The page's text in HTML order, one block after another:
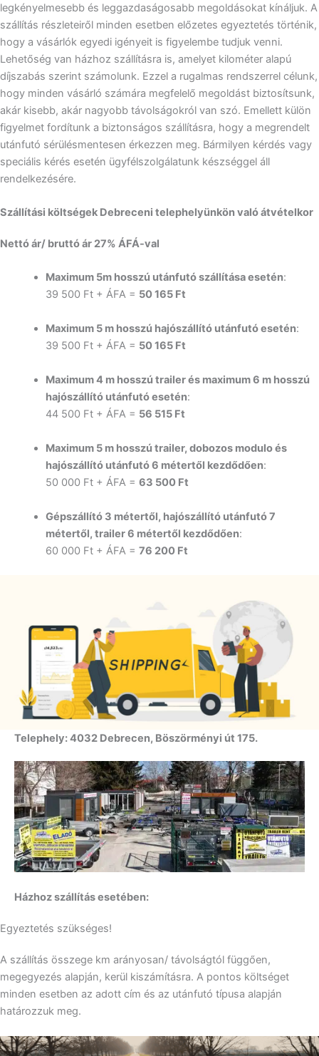
legkényelmesebb és leggazdaságosabb megoldásokat kínáljuk. A
szállítás részleteiről minden esetben előzetes egyeztetés történik,
hogy a vásárlók egyedi igényeit is figyelembe tudjuk venni.
Lehetőség van házhoz szállításra is, amelyet kilométer alapú
díjszabás szerint számolunk. Ezzel a rugalmas rendszerrel célunk,
hogy minden vásárló számára megfelelő megoldást biztosítsunk,
akár kisebb, akár nagyobb távolságokról van szó. Emellett külön
figyelmet fordítunk a biztonságos szállításra, hogy a megrendelt
utánfutó sérülésmentesen érkezzen meg. Bármilyen kérdés vagy
speciális kérés esetén ügyfélszolgálatunk készséggel áll
rendelkezésére.
Szállítási költségek Debreceni telephelyünkön való átvételkor
Nettó ár/ bruttó ár 27% ÁFÁ-val
Maximum 5m hosszú utánfutó szállítása esetén:
39 500 Ft + ÁFA = 50 165 Ft
Maximum 5 m hosszú hajószállító utánfutó esetén:
39 500 Ft + ÁFA = 50 165 Ft
Maximum 4 m hosszú trailer és maximum 6 m hosszú
hajószállító utánfutó esetén:
44 500 Ft + ÁFA = 56 515 Ft
Maximum 5 m hosszú trailer, dobozos modulo és
hajószállító utánfutó 6 métertől kezdődően:
50 000 Ft + ÁFA = 63 500 Ft
Gépszállító 3 métertől, hajószállító utánfutó 7
métertől, trailer 6 métertől kezdődően:
60 000 Ft + ÁFA = 76 200 Ft
Telephely: 4032 Debrecen, Böszörményi út 175.
Házhoz szállítás esetében:
Egyeztetés szükséges!
A szállítás összege km arányosan/ távolságtól függően,
megegyezés alapján, kerül kiszámításra. A pontos költséget
minden esetben az adott cím és az utánfutó típusa alapján
határozzuk meg.